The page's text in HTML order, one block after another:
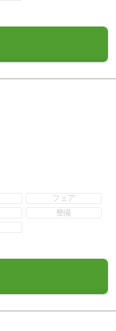
フェア
整備